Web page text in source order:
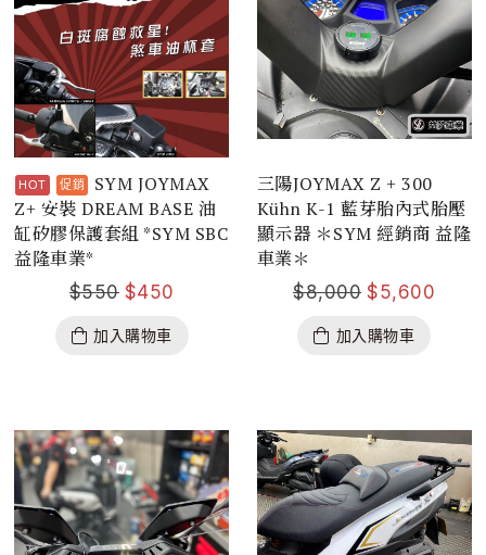
SYM JOYMAX
Z+ 安裝 DREAM BASE 油
缸矽膠保護套組 *SYM SBC
益隆車業*
$550 $450
加入購物車
三陽JOYMAX Z + 300
Kühn K-1 藍芽胎內式胎壓
顯示器 ＊SYM 經銷商 益隆
車業＊
$8,000 $5,600
加入購物車